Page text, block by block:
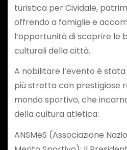
turistica per Cividale,
offrendo a famiglie e
l’opportunità di scoprire le
culturali della città.
​A nobilitare l’evento è
più stretta con prestigiose
mondo sportivo, che
della cultura atletica:
​ANSMeS (Associazione